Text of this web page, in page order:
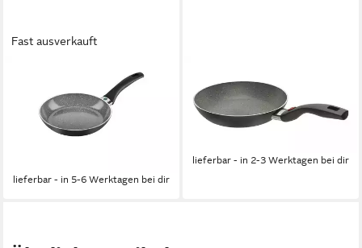
Fast ausverkauft
Bratpfanne Bratpfanne
Bologna, Aluminium, Induktion,
Ø 20 cm, Thermo-Indikator,
lieferbar - in 5-6 Werktagen bei dir
Bratpfanne BALLARINI Click
& Cook Granitium Bratpfanne,
20 cm Aluminium rund, (1-tlg)
lieferbar - in 2-3 Werktagen bei dir